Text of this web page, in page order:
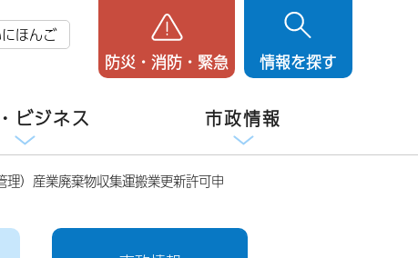
ほんご
防災・消防・緊急 情報を探す
ビジネス 市政情報
）産業廃棄物収集運搬業更新許可申